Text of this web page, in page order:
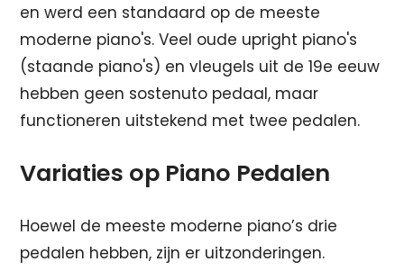
en werd een standaard op de meeste
moderne piano's. Veel oude upright piano's
(staande piano's) en vleugels uit de 19e eeuw
hebben geen sostenuto pedaal, maar
functioneren uitstekend met twee pedalen.
Variaties op Piano Pedalen
Hoewel de meeste moderne piano’s drie
pedalen hebben, zijn er uitzonderingen.